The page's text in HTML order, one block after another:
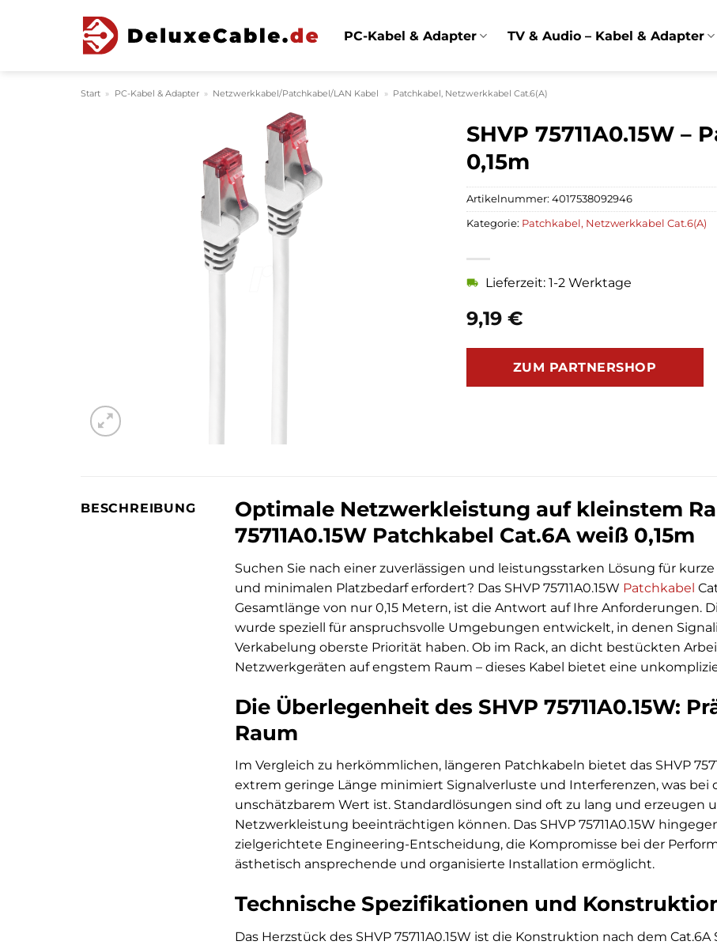
PC-Kabel & Adapter TV & Audio – Kabel & Adapter
Start » PC-Kabel & Adapter » Netzwerkkabel/Patchkabel/LAN Kabel » Patchkabel, Netzwerkkabel Cat.6(A)
SHVP 75711A0.15W
0,15m
9,19 €
Lieferzeit: 1-2 Werktage
ZUM PARTNERSHOP
Artikelnummer: 4017538092946
Kategorie: Patchkabel, Netzwerkkabel Cat.6(A)
BESCHREIBUNG
Optimale Netzwerkleistung auf kleinstem
75711A0.15W Patchkabel Cat.6A weiß 0,15m
Suchen Sie nach einer zuverlässigen und leistungsstarken Lösung für
und minimalen Platzbedarf erfordert? Das SHVP 75711A0.15W Patchkabel
Gesamtlänge von nur 0,15 Metern, ist die Antwort auf Ihre Anforderungen.
wurde speziell für anspruchsvolle Umgebungen entwickelt, in denen
Verkabelung oberste Priorität haben. Ob im Rack, an dicht bestückten
Netzwerkgeräten auf engstem Raum – dieses Kabel bietet eine
Die Überlegenheit des SHVP 75711A0.15W:
Raum
Im Vergleich zu herkömmlichen, längeren Patchkabeln bietet das SHVP
extrem geringe Länge minimiert Signalverluste und Interferenzen, was
unschätzbarem Wert ist. Standardlösungen sind oft zu lang und erzeugen
Netzwerkleistung beeinträchtigen können. Das SHVP 75711A0.15W
zielgerichtete Engineering-Entscheidung, die Kompromisse bei der
ästhetisch ansprechende und organisierte Installation ermöglicht.
Technische Spezifikationen und
Das Herzstück des SHVP 75711A0.15W ist die Konstruktion nach dem